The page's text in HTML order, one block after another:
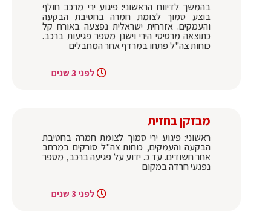
בהמשך לדיווח הראשוני: פיגוע ירי מרכב חולף
בוצע סמוך לצומת חמרה בחטיבת הבקעה
והעמקים. אזרחית ישראלית נפצעה באורח קל
כתוצאה מרסיסי הירי וישנן מספר פגיעות ברכב.
כוחות צה"ל פתחו במרדף אחר המחבלים
לפני 3 שנים
מבזקן בחזית
ראשוני: פיגוע ירי סמוך לצומת חמרה בחטיבת
הבקעה והעמקים, כוחות צה"ל סורקים במרחב
אחר חשודים. עד כ. ידוע על פגיעה ברכב, מספר
נפגעי חרדה במקום
לפני 3 שנים